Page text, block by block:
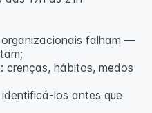
de não realizar o curso
de 20 inscritos.
falham —
crenças, hábitos, medos
los antes que